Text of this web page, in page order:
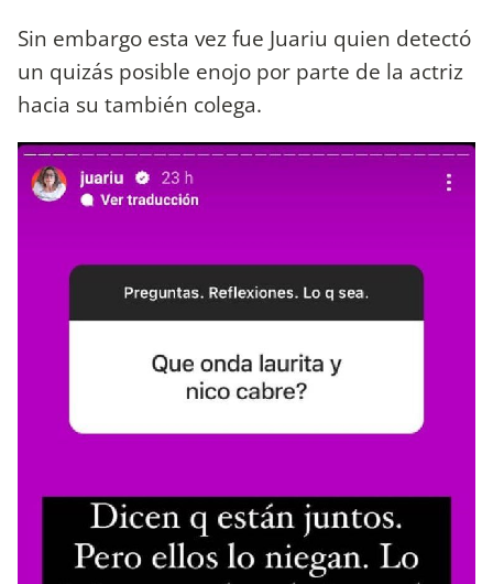
Sin embargo esta vez fue Juariu quien detectó
un quizás posible enojo por parte de la actriz
hacia su también colega.